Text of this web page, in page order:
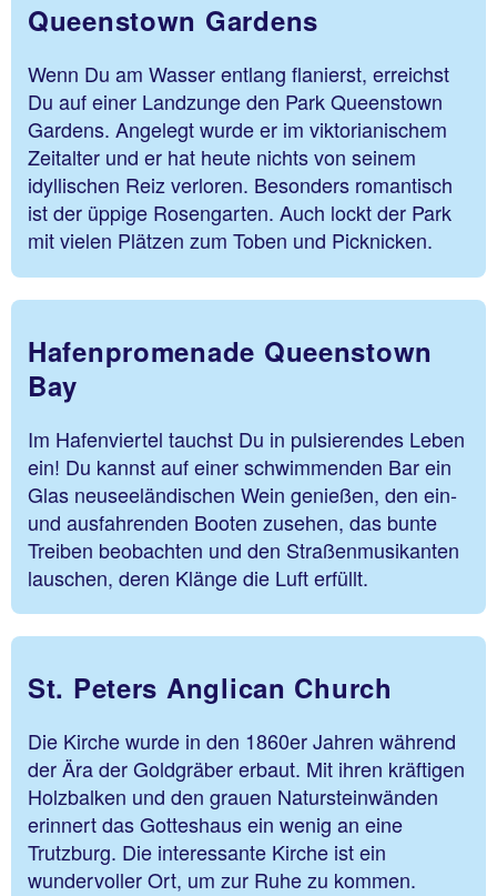
Queenstown Gardens
Wenn Du am Wasser entlang flanierst, erreichst
Du auf einer Landzunge den Park Queenstown
Gardens. Angelegt wurde er im viktorianischem
Zeitalter und er hat heute nichts von seinem
idyllischen Reiz verloren. Besonders romantisch
ist der üppige Rosengarten. Auch lockt der Park
mit vielen Plätzen zum Toben und Picknicken.
Hafenpromenade Queenstown
Bay
Im Hafenviertel tauchst Du in pulsierendes Leben
ein! Du kannst auf einer schwimmenden Bar ein
Glas neuseeländischen Wein genießen, den ein-
und ausfahrenden Booten zusehen, das bunte
Treiben beobachten und den Straßenmusikanten
lauschen, deren Klänge die Luft erfüllt.
St. Peters Anglican Church
Die Kirche wurde in den 1860er Jahren während
der Ära der Goldgräber erbaut. Mit ihren kräftigen
Holzbalken und den grauen Natursteinwänden
erinnert das Gotteshaus ein wenig an eine
Trutzburg. Die interessante Kirche ist ein
wundervoller Ort, um zur Ruhe zu kommen.